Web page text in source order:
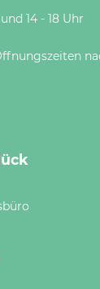
14 - 18 Uhr